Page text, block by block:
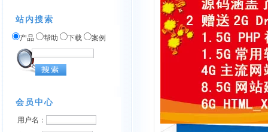
站内搜索
产品 帮助 下载 案例